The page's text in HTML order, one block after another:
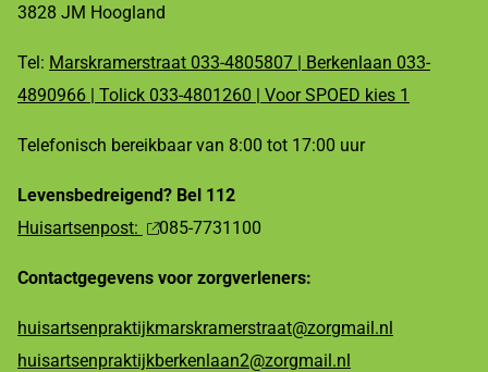
3828 JM Hoogland
Tel: Marskramerstraat 033-4805807 | Berkenlaan 033-
4890966 | Tolick 033-4801260 | Voor SPOED kies 1
Telefonisch bereikbaar van 8:00 tot 17:00 uur
Levensbedreigend? Bel 112
Huisartsenpost:
085-7731100
Contactgegevens voor zorgverleners:
huisartsenpraktijkmarskramerstraat@zorgmail.nl
huisartsenpraktijkberkenlaan2@zorgmail.nl